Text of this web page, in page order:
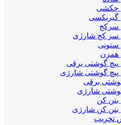
چکشی
گیربکسی
سرکج
سر کج شارژی
ستونی
همزن
پیچ گوشتی برقی
پیچ گوشتی شارژی
برقی
شارژی
بتن کن
بتن کن شارژی
تخریب